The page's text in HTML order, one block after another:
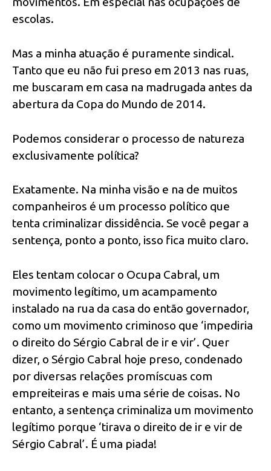
escolas.
Mas a minha atuação é puramente sindical.
Tanto que eu não fui preso em 2013 nas ruas,
me buscaram em casa na madrugada antes da
abertura da Copa do Mundo de 2014.
Podemos considerar o processo de natureza
exclusivamente política?
Exatamente. Na minha visão e na de muitos
companheiros é um processo político que
tenta criminalizar dissidência. Se você pegar a
sentença, ponto a ponto, isso fica muito claro.
Eles tentam colocar o Ocupa Cabral, um
movimento legítimo, um acampamento
instalado na rua da casa do então governador,
como um movimento criminoso que ‘impediria
o direito do Sérgio Cabral de ir e vir’. Quer
dizer, o Sérgio Cabral hoje preso, condenado
por diversas relações promíscuas com
empreiteiras e mais uma série de coisas. No
entanto, a sentença criminaliza um movimento
legítimo porque ‘tirava o direito de ir e vir de
Sérgio Cabral’. É uma piada!